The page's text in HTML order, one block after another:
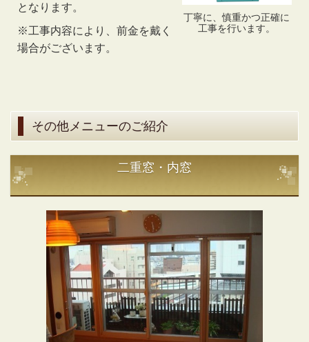
丁寧に、慎重かつ正確に
工事を行います。
となります。
※工事内容により、前金を戴く
場合がございます。
その他メニューのご紹介
二重窓・内窓